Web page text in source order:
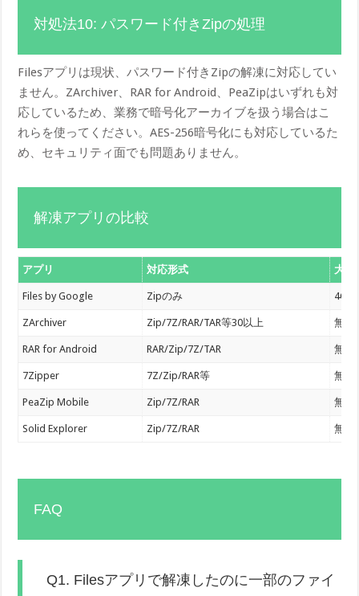
対処法10: パスワード付きZipの処理
Filesアプリは現状、パスワード付きZipの解凍に対応してい
ません。ZArchiver、RAR for Android、PeaZipはいずれも対
応しているため、業務で暗号化アーカイブを扱う場合はこ
れらを使ってください。AES-256暗号化にも対応しているた
め、セキュリティ面でも問題ありません。
解凍アプリの比較
アプリ 対応形式 大容
Files by Google Zipのみ 4GB
ZArchiver Zip/7Z/RAR/TAR等30以上 無制
RAR for Android RAR/Zip/7Z/TAR 無制
7Zipper 7Z/Zip/RAR等 無制
PeaZip Mobile Zip/7Z/RAR 無制
Solid Explorer Zip/7Z/RAR 無制
FAQ
Q1. Filesアプリで解凍したのに一部のファイ